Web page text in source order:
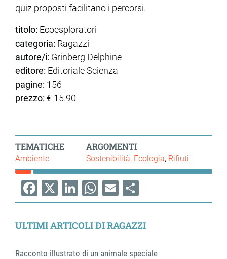
quiz proposti facilitano i percorsi.
titolo: Ecoesploratori
categoria: Ragazzi
autore/i: Grinberg Delphine
editore: Editoriale Scienza
pagine: 156
prezzo: € 15.90
TEMATICHE
Ambiente
ARGOMENTI
Sostenibilità Ecologia Rifiuti
Facebook
X LinkedIn
WhatsApp
EmailShare
ULTIMI ARTICOLI DI RAGAZZI
Racconto illustrato di un animale speciale